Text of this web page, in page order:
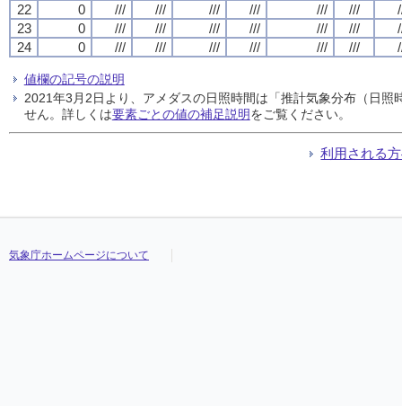
22
0 /// /// /// /// /// ///
23
0 /// /// /// /// /// ///
24
0 /// /// /// /// /// ///
値欄の記号の説明
2021年3月2日より、アメダスの日照時間は「推計気象分布（日
せん。詳しくは要素ごとの値の補足説明をご覧ください。
利用される
気象庁ホームページについて